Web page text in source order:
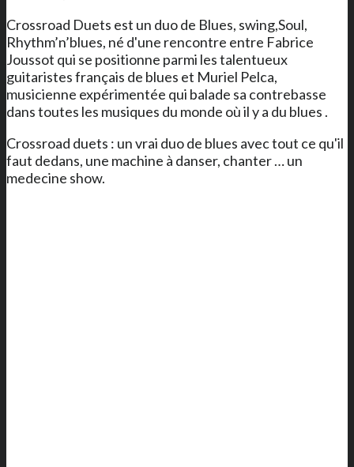
Crossroad Duets est un duo de Blues, swing,Soul,
Rhythm’n’blues, né d'une rencontre entre Fabrice
Joussot qui se positionne parmi les talentueux
guitaristes français de blues et Muriel Pelca,
musicienne expérimentée qui balade sa contrebasse
dans toutes les musiques du monde où il y a du blues .
Crossroad duets : un vrai duo de blues avec tout ce qu'il
faut dedans, une machine à danser, chanter … un
medecine show.